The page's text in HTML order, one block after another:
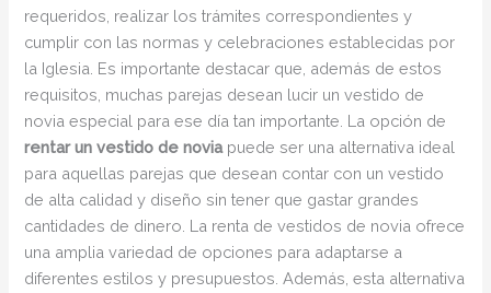
requeridos, realizar los trámites correspondientes y
cumplir con las normas y celebraciones establecidas por
la Iglesia. Es importante destacar que, además de estos
requisitos, muchas parejas desean lucir un vestido de
novia especial para ese día tan importante. La opción de
rentar un vestido de noviapuede ser una alternativa ideal
para aquellas parejas que desean contar con un vestido
de alta calidad y diseño sin tener que gastar grandes
cantidades de dinero. La renta de vestidos de novia ofrece
una amplia variedad de opciones para adaptarse a
diferentes estilos y presupuestos. Además, esta alternativa